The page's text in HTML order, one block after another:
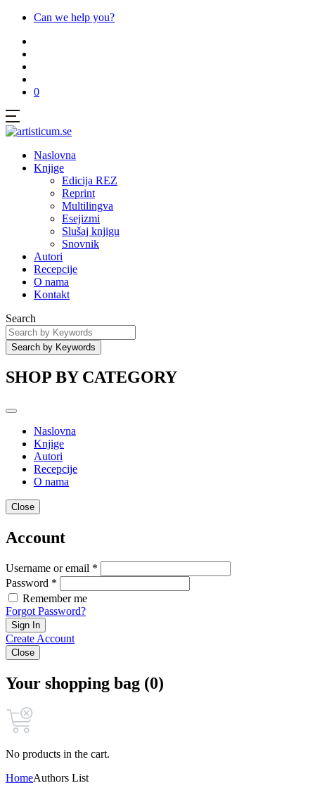
Can we help you?
0
Naslovna
Knjige
Edicija REZ
Reprint
Multilingva
Esejizmi
Slušaj knjigu
Snovnik
Autori
Recepcije
O nama
Kontakt
Search
SHOP BY CATEGORY
Naslovna
Knjige
Autori
Recepcije
O nama
Close
Account
Username or email *
Password *
Remember me
Forgot Password?
Sign In
Create Account
Close
Your shopping bag (0)
No products in the cart.
HomeAuthors List